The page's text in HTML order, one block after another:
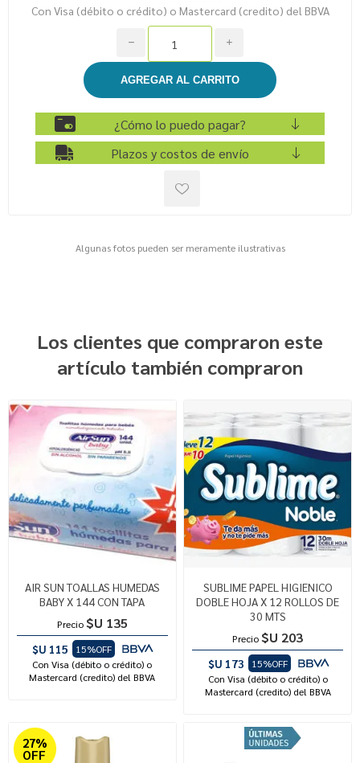
Con Visa (débito o crédito) o Mastercard (credito) del BBVA
i
h
¿Cómo lo puedo pagar?
Plazos y costos de envío
Algunas fotos pueden ser meramente ilustrativas
Los clientes que compraron este
artículo también compraron
AIR SUN TOALLAS HUMEDAS
BABY X 144 CON TAPA
Precio $U 135
$U 115
15%OFF
Con Visa (débito o crédito) o
Mastercard (credito) del BBVA
SUBLIME PAPEL HIGIENICO
DOBLE HOJA X 12 ROLLOS DE
30 MTS
Precio $U 203
$U 173
15%OFF
Con Visa (débito o crédito) o
Mastercard (credito) del BBVA
27%
OFF